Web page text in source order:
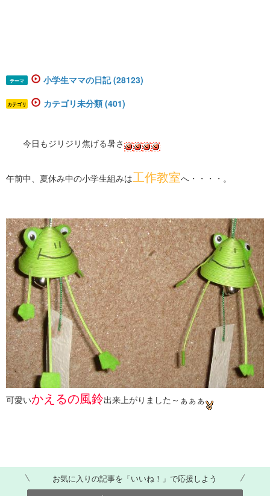
テーマ 小学生ママの日記 (28123)
カテゴリ カテゴリ未分類 (401)
今日もジリジリ焦げる暑さ
午前中、夏休み中の小学生組みは工作教室へ・・・・。
可愛いかえるの風鈴出来上がりました～ぁぁぁ
お気に入りの記事を「いいね！」で応援しよう